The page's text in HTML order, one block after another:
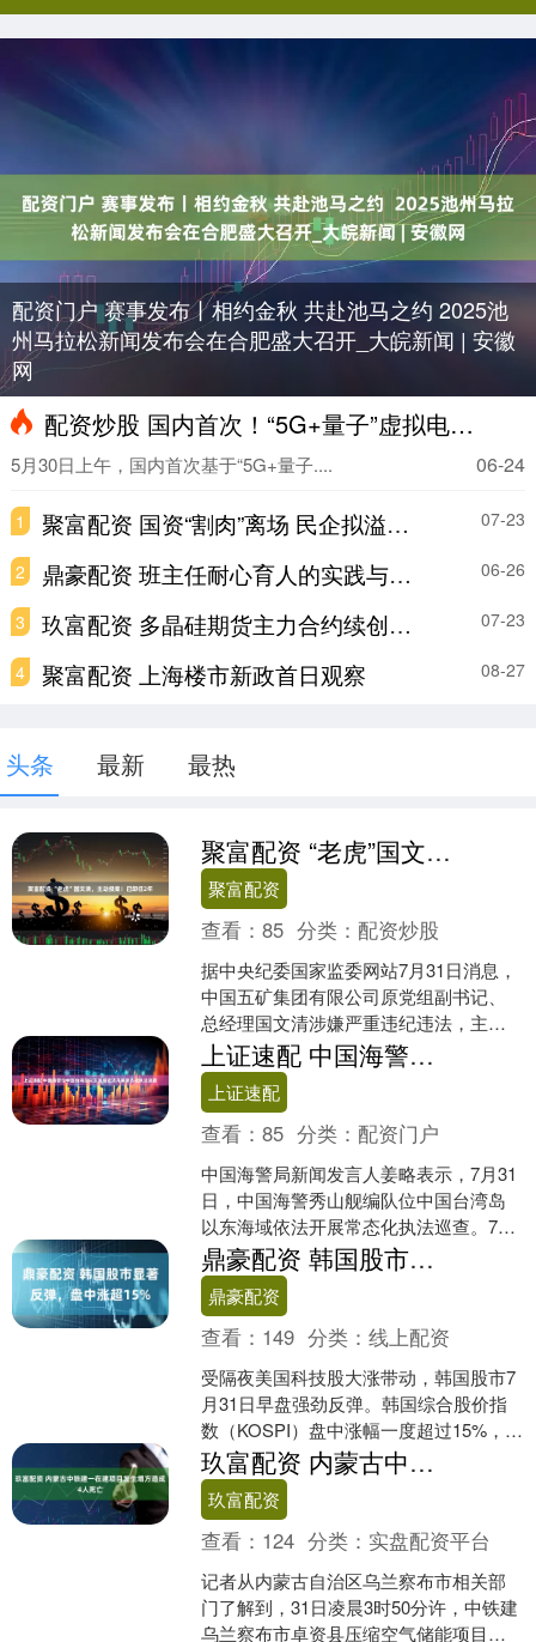
配资门户 赛事发布丨相约金秋 共赴池马之约 2025池
州马拉松新闻发布会在合肥盛大召开_大皖新闻 | 安徽
网
配资炒股 国内首次！“5G+量子”虚拟电厂调度车网互动规模化实测_大皖新闻 | 安徽网
06-24
5月30日上午，国内首次基于“5G+量子....
1 聚富配资 国资“割肉”离场 民企拟溢价接盘中晟高科 07-23
2 鼎豪配资 班主任耐心育人的实践与感悟 06-26
3 玖富配资 多晶硅期货主力合约续创新高 机构看好产业链业绩修复 07-23
4 聚富配资 上海楼市新政首日观察 08-27
头条 最新 最热
聚富配资 “老虎”国文清，主动投案！已卸任2年
聚富配资
查看：85 分类：配资炒股
据中央纪委国家监委网站7月31日消息，
中国五矿集团有限公司原党组副书记、
总经理国文清涉嫌严重违纪违法，主动
投案，目前正接受中央纪委国家监委纪
律审查和监察调查。 ....
上证速配 中国海警位中国台湾岛以东海域依法开展常态化执法巡查
上证速配
查看：85 分类：配资门户
中国海警局新闻发言人姜略表示，7月31
日，中国海警秀山舰编队位中国台湾岛
以东海域依法开展常态化执法巡查。7月
以来，秀山舰编队持续加强相关海域管
控，有力保障正常航....
鼎豪配资 韩国股市显著反弹，盘中涨超15%
鼎豪配资
查看： 149 分类：线上配资
受隔夜美国科技股大涨带动，韩国股市7
月31日早盘强劲反弹。韩国综合股价指
数（KOSPI）盘中涨幅一度超过15%，创
下历史最大单日盘中涨幅。 当地时间9时
53分，....
玖富配资 内蒙古中铁建一在建项目发生塌方造成4人死亡
玖富配资
查看： 124 分类： 实盘配资平台
记者从内蒙古自治区乌兰察布市相关部
门了解到，31日凌晨3时50分许，中铁建
乌兰察布市卓资县压缩空气储能项目中